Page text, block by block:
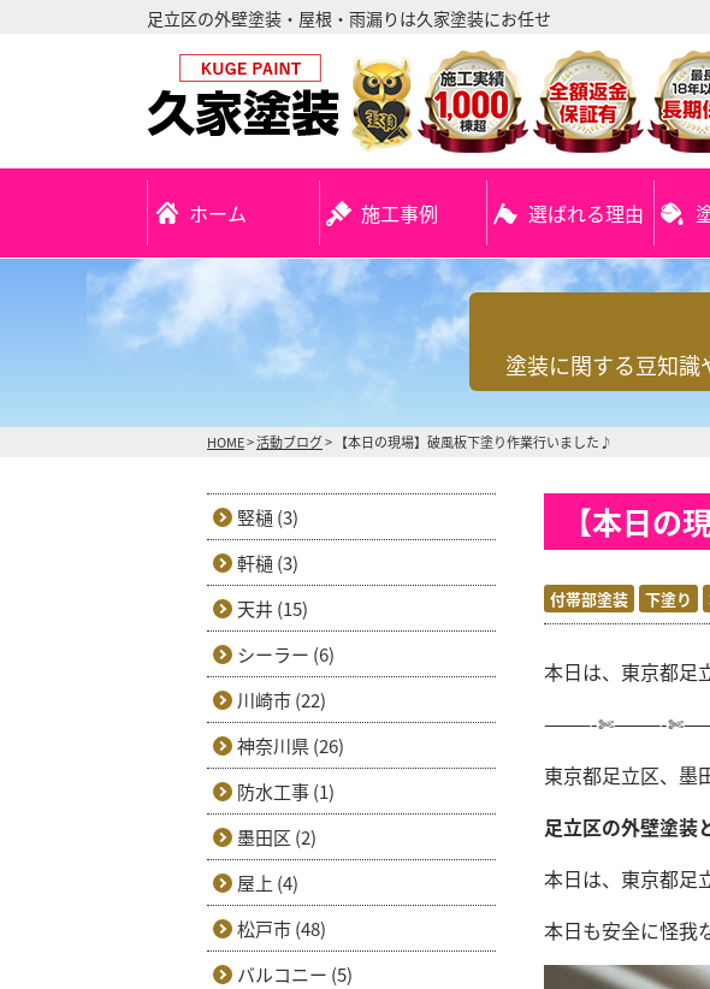
足立区の外壁塗装・屋根・雨漏りは久家塗装にお任せ
ホーム 施工事例 選ばれる理由
塗装に関する豆知識
HOME>活動ブログ> 【本日の現場】破風板下塗り作業行いました♪
【本日の
付帯部塗装 下塗り
本日は、東京都足
———-✄———-
東京都足立区、墨
足立区の外壁塗装
本日は、東京都足
本日も安全に怪我
竪樋 (3)
軒樋 (3)
天井 (15)
シーラー (6)
川崎市 (22)
神奈川県 (26)
防水工事 (1)
墨田区 (2)
屋上 (4)
松戸市 (48)
バルコニー (5)